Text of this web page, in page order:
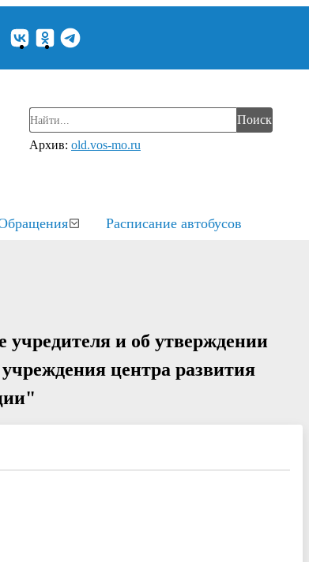
Поиск
Архив: old.vos-mo.ru
Расписание автобусов
и об утверждении
центра развития